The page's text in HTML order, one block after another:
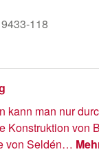
9433-118
kann man nur
Konstruktion von
von Seldén…